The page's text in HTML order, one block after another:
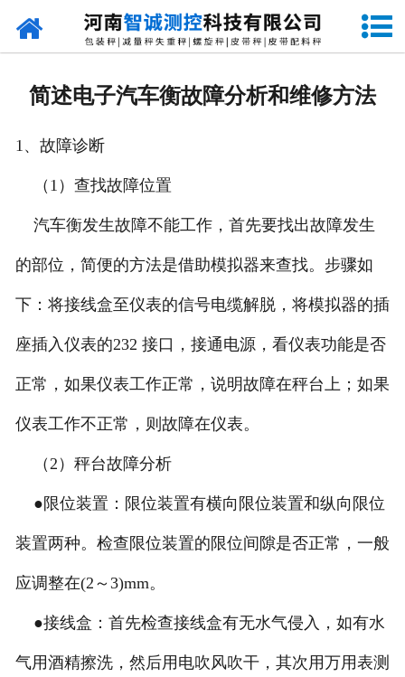
网站首页
设备原理
企业视频
联系我们
简述电子汽车衡故障分析和维修方法
1、故障诊断
（1）查找故障位置
汽车衡发生故障不能工作，首先要找出故障发生
的部位，简便的方法是借助模拟器来查找。步骤如
下：将接线盒至仪表的信号电缆解脱，将模拟器的插
座插入仪表的232 接口，接通电源，看仪表功能是否
正常，如果仪表工作正常，说明故障在秤台上；如果
仪表工作不正常，则故障在仪表。
（2）秤台故障分析
●限位装置：限位装置有横向限位装置和纵向限位
装置两种。检查限位装置的限位间隙是否正常，一般
应调整在(2～3)mm。
●接线盒：首先检查接线盒有无水气侵入，如有水
气用酒精擦洗，然后用电吹风吹干，其次用万用表测